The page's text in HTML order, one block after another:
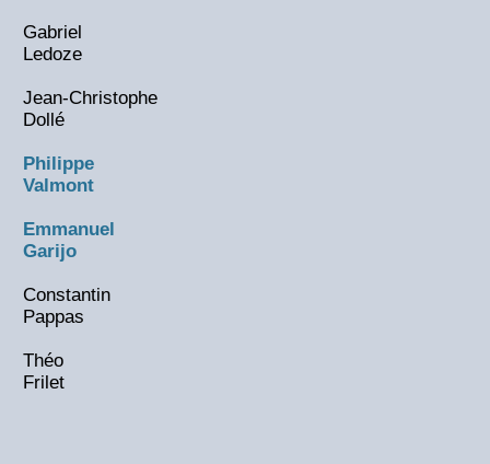
Gabriel
Ledoze
Jean-Christophe
Dollé
Philippe
Valmont
Emmanuel
Garijo
Constantin
Pappas
Théo
Frilet